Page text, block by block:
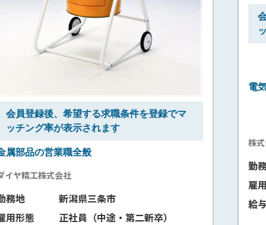
を登録でマ
新卒）
会員登録
後、希望する求職条
ッチング率が表示されます
株式会社 宮下電設
正社員（中途・第
支給額 197,000円